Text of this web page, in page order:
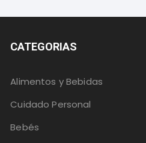
CATEGORIAS
Alimentos y Bebidas
Cuidado Personal
Bebés